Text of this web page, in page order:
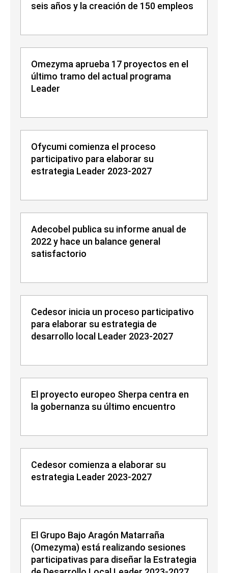
seis años y la creación de 150 empleos
Omezyma aprueba 17 proyectos en el
último tramo del actual programa
Leader
Ofycumi comienza el proceso
participativo para elaborar su
estrategia Leader 2023-2027
Adecobel publica su informe anual de
2022 y hace un balance general
satisfactorio
Cedesor inicia un proceso participativo
para elaborar su estrategia de
desarrollo local Leader 2023-2027
El proyecto europeo Sherpa centra en
la gobernanza su último encuentro
Cedesor comienza a elaborar su
estrategia Leader 2023-2027
El Grupo Bajo Aragón Matarraña
(Omezyma) está realizando sesiones
participativas para diseñar la Estrategia